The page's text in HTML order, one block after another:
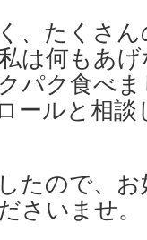
、たくさ
は何もあ
パク食べ
ルと相談
たので、
さいませ。